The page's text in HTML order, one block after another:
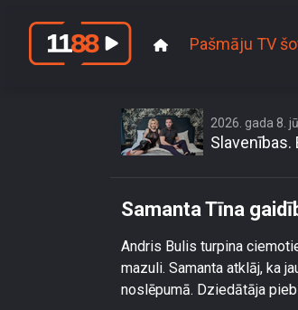
Pašmāju TV
2026. gada 8.
Slavenības.
Samanta Tīna
Andris Bulis turpina
mazuli. Samanta atklāj, ka
noslēpumā. Dziedātāja